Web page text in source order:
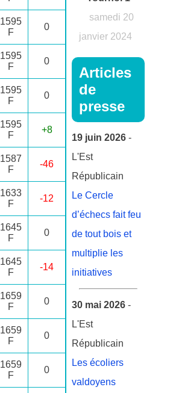
1595
F
0
1595
F
0
1595
F
0
1595
F
+8
1587
F
-46
1633
F
-12
1645
F
0
1645
F
-14
1659
F
0
1659
F
0
1659
F
0
samedi 20
janvier 2024
Articles
de
presse
19 juin 2026 -
L'Est
Républicain
Le Cercle
d’échecs fait feu
de tout bois et
multiplie les
initiatives
30 mai 2026 -
L'Est
Républicain
Les écoliers
valdoyens